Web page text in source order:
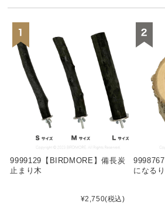
9999129【BIRDMORE】備長炭
止まり木
¥2,750(税込)
になる